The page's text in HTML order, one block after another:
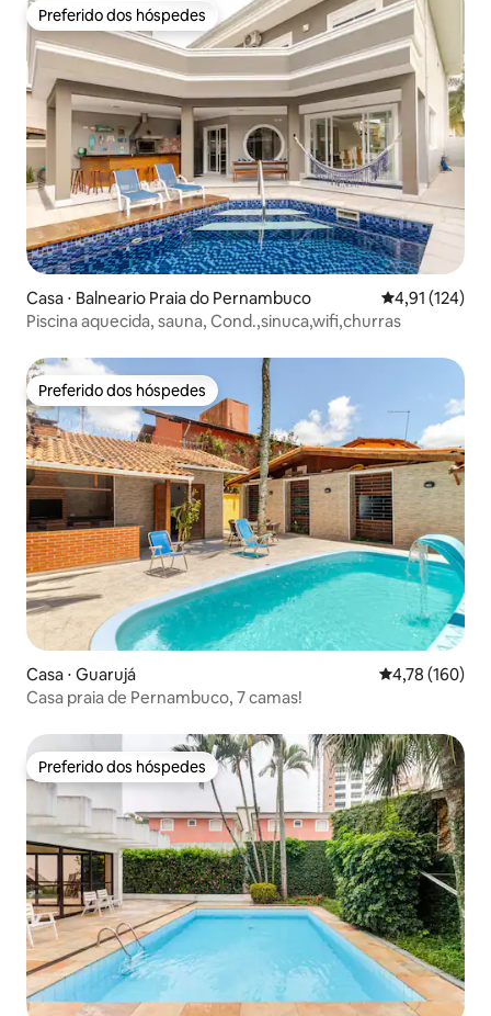
Preferido dos hóspedes
Preferido dos hóspedes
Casa ⋅ Balneario Praia do Pernambuco 4,91 de uma
4,91 (124)
Piscina aquecida, sauna, Cond.,sinuca,wifi,churras
Preferido dos hóspedes
Preferido dos hóspedes
Casa ⋅ Guarujá 4,78 de uma
4,78 (160)
Casa praia de Pernambuco, 7 camas!
Preferido dos hóspedes
Preferido dos hóspedes